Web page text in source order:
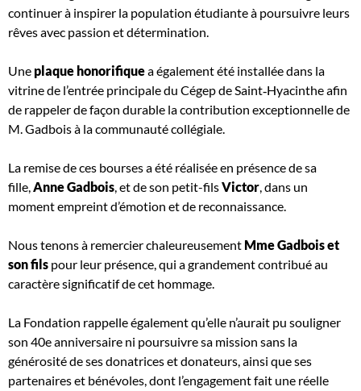
continuer à inspirer la population étudiante à poursuivre leurs
rêves avec passion et détermination.
Une plaque honorifiquea également été installée dans la
vitrine de l’entrée principale du Cégep de Saint‑Hyacinthe afin
de rappeler de façon durable la contribution exceptionnelle de
M. Gadbois à la communauté collégiale.
La remise de ces bourses a été réalisée en présence de sa
fille,Anne Gadbois, et de son petit-filsVictor, dans un
moment empreint d’émotion et de reconnaissance.
Nous tenons à remercier chaleureusement Mme Gadbois et
son fils pour leur présence, qui a grandement contribué au
caractère significatif de cet hommage.
La Fondation rappelle également qu’elle n’aurait pu souligner
son 40e anniversaire ni poursuivre sa mission sans la
générosité de ses donatrices et donateurs, ainsi que ses
partenaires et bénévoles, dont l’engagement fait une réelle